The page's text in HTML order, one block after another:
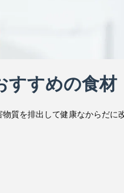
すすめの食材
質を排出して健康なからだに